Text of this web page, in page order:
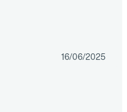
16/06/2025